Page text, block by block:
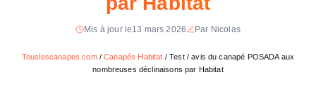
Mis à jour le13 mars 2026 Par Nicolas
Touslescanapes.com/Canapés Habitat /Test / avis du canapé POSADA aux
nombreuses déclinaisons par Habitat